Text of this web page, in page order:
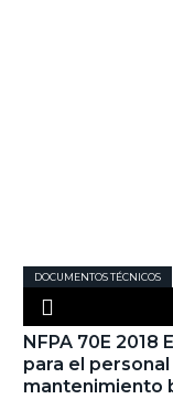
DOCUMENTOS TÉCNICOS
NFPA 70E 2018
para el
mantenimiento